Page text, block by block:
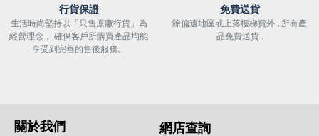
行貨保證
生活時尚堅持以「只售原廠行貨」為
經營理念， 確保客戶所購買產品均能
享受到完善的售後服務。
免費送貨
除偏遠地區或上落樓梯費外 , 所有產
品免費送貨 .
關於我們 網店查詢